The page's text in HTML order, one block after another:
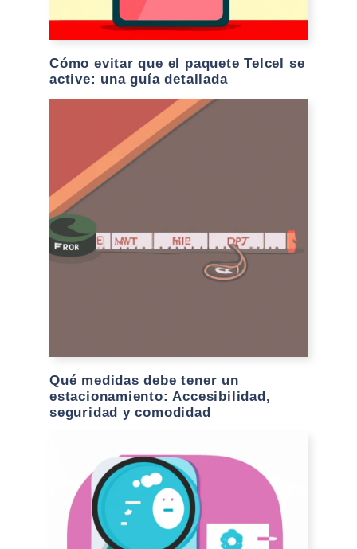
Cómo evitar que el paquete Telcel se
active: una guía detallada
Qué medidas debe tener un
estacionamiento: Accesibilidad,
seguridad y comodidad